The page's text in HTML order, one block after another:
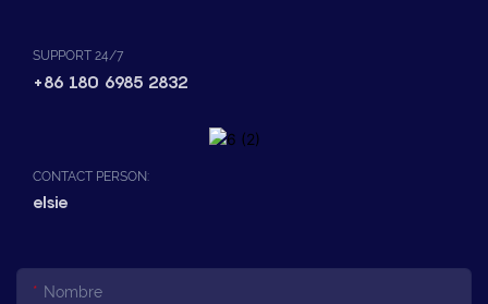
SUPPORT 24/7
+86 180 6985 2832
CONTACT PERSON:
elsie
Nombre